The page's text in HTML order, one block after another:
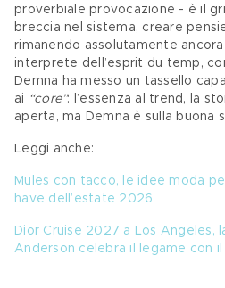
proverbiale provocazione - è il
breccia nel sistema, creare
rimanendo assolutamente
interprete dell’esprit du temp,
Demna ha messo un tassello
ai
“core”: l’essenza al trend, la
aperta, ma Demna è sulla buona
Leggi anche:
Mules con tacco, le idee moda
have dell’estate 2026
Dior Cruise 2027 a Los Angeles,
Anderson celebra il legame con il